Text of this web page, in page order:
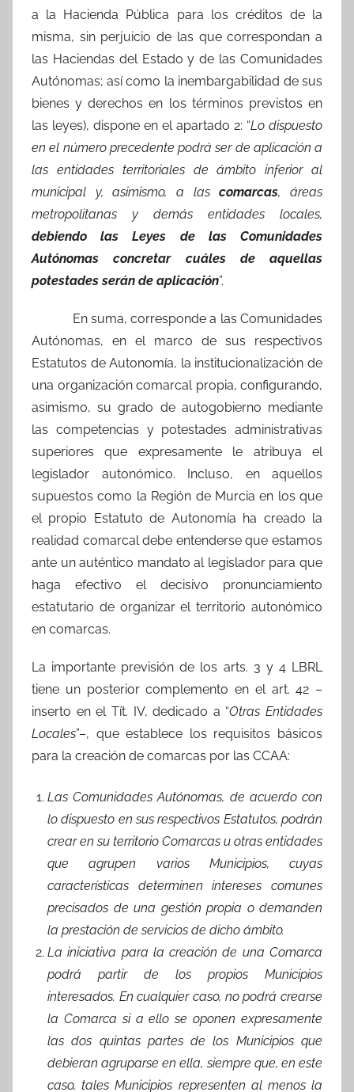
a la Hacienda Pública para los créditos de la
misma, sin perjuicio de las que correspondan a
las Haciendas del Estado y de las Comunidades
Autónomas; así como la inembargabilidad de sus
bienes y derechos en los términos previstos en
las leyes), dispone en el apartado 2: “Lo dispuesto
en el número precedente podrá ser de aplicación a
las entidades territoriales de ámbito inferior al
municipal y, asimismo, a lascomarcas, áreas
metropolitanas y demás entidades locales,
debiendo las Leyes de las Comunidades
Autónomas concretar cuáles de aquellas
potestades serán de aplicación”.
En suma, corresponde a las Comunidades
Autónomas, en el marco de sus respectivos
Estatutos de Autonomía, la institucionalización de
una organización comarcal propia, configurando,
asimismo, su grado de autogobierno mediante
las competencias y potestades administrativas
superiores que expresamente le atribuya el
legislador autonómico. Incluso, en aquellos
supuestos como la Región de Murcia en los que
el propio Estatuto de Autonomía ha creado la
realidad comarcal debe entenderse que estamos
ante un auténtico mandato al legislador para que
haga efectivo el decisivo pronunciamiento
estatutario de organizar el territorio autonómico
en comarcas.
La importante previsión de los arts. 3 y 4 LBRL
tiene un posterior complemento en el art. 42 –
inserto en el Tít. IV, dedicado a “Otras Entidades
Locales”–, que establece los requisitos básicos
para la creación de comarcas por las CCAA:
Las Comunidades Autónomas, de acuerdo con
lo dispuesto en sus respectivos Estatutos, podrán
crear en su territorio Comarcas u otras entidades
que agrupen varios Municipios, cuyas
características determinen intereses comunes
precisados de una gestión propia o demanden
la prestación de servicios de dicho ámbito.
La iniciativa para la creación de una Comarca
podrá partir de los propios Municipios
interesados. En cualquier caso, no podrá crearse
la Comarca si a ello se oponen expresamente
las dos quintas partes de los Municipios que
debieran agruparse en ella, siempre que, en este
caso, tales Municipios representen al menos la